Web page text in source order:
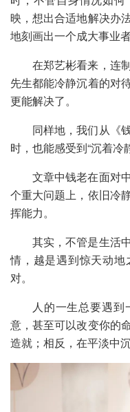
映，想出合适地解决办
地刻画出一个成大事业
在郑艺彬看来，连
先生都能冷静沉着的对
更能解决了。
同样地，我们从《
时，也能感受到“沉着冷
文章中钱老在面对
个重大问题上，依旧冷
挥能力。
其实，不管是生活
情，越是遇到惊天动
对。
人的一生总要遇
意，甚至可以改变你的
造就；相反，在平淡中